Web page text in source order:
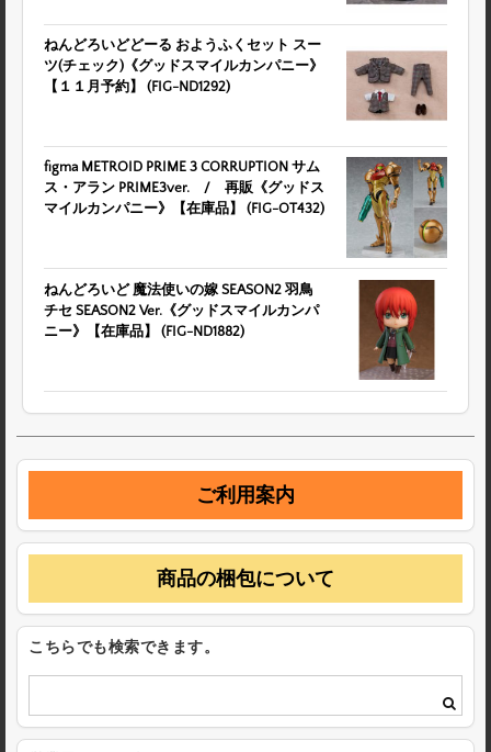
ねんどろいどどーる おようふくセット スー
ツ(チェック)《グッドスマイルカンパニー》
【１１月予約】 (FIG-ND1292)
figma METROID PRIME 3 CORRUPTION サム
ス・アラン PRIME3ver. / 再販《グッドス
マイルカンパニー》【在庫品】 (FIG-OT432)
ねんどろいど 魔法使いの嫁 SEASON2 羽鳥
チセ SEASON2 Ver.《グッドスマイルカンパ
ニー》【在庫品】 (FIG-ND1882)
ご利用案内
商品の梱包について
こちらでも検索できます。